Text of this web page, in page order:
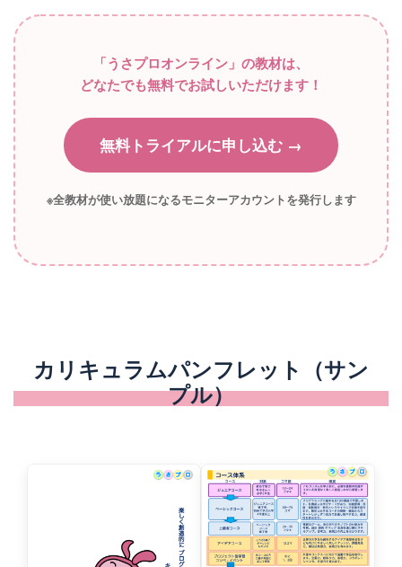
「うさプロオンライン」の教材は、
どなたでも無料でお試しいただけます！
無料トライアルに申し込む →
※全教材が使い放題になるモニターアカウントを発行します
カリキュラムパンフレット（サン
プル）